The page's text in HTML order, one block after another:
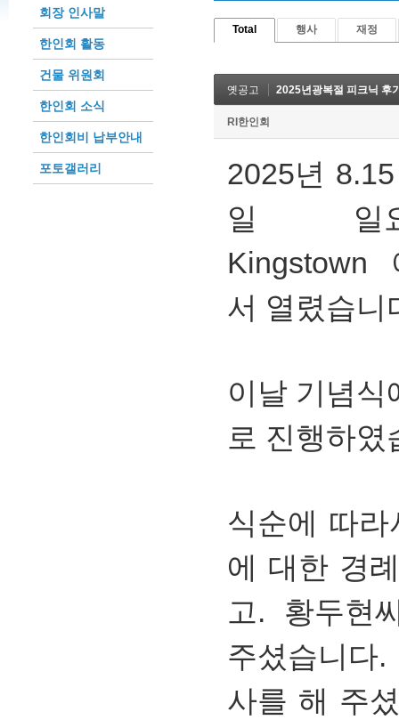
회장 인사말
한인회 활동
건물 위원회
한인회 소식
한인회비 납부안내
포토갤러리
Total 행사 재정
옛공고 2025년광복절 피크닉 후
RI한인회
2025년
일 일요
Kingstown
서 열렸습
이날 기념식
로 진행하였
식순에 따
에 대한 경
고. 황두현
주셨습니다
사를 해 주